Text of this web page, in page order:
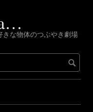
な物体のつぶやき劇場